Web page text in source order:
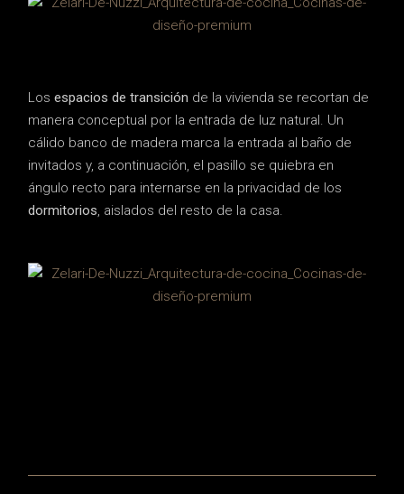
Losespacios de transición de la vivienda se recortan de
manera conceptual por la entrada de luz natural. Un
cálido banco de madera marca la entrada al baño de
invitados y, a continuación, el pasillo se quiebra en
ángulo recto para internarse en la privacidad de los
dormitorios, aislados del resto de la casa.